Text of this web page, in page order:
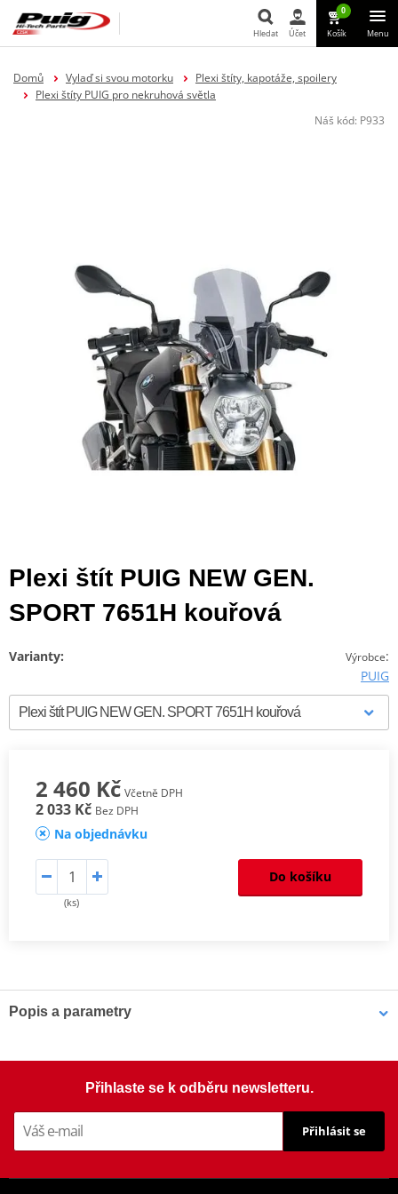
Hledat
Hledat Účet
0
Košík Menu
Domů Vylaď si svou motorku
Plexi štíty, kapotáže, spoilery
Plexi štíty PUIG pro nekruhová světla
Náš kód: P933
Plexi štít PUIG NEW GEN.
SPORT 7651H kouřová
Výrobce:
PUIG
Varianty:
2 460 Kč Včetně DPH
2 033 Kč Bez DPH
Na objednávku
(ks)
Do košíku
Popis a parametry
PDF Aerodynamic test
Mounting tipsPřihlaste se k odběru newsletteru.
Přihlásit se